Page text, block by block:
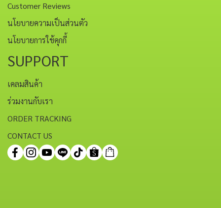
Customer Reviews
นโยบายความเป็นส่วนตัว
นโยบายการใช้คุกกี้
SUPPORT
เคลมสินค้า
ร่วมงานกับเรา
ORDER TRACKING
CONTACT US